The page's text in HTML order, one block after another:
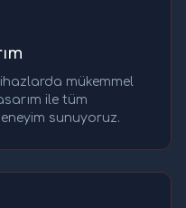
mükemmel
ile tüm
sunuyoruz.